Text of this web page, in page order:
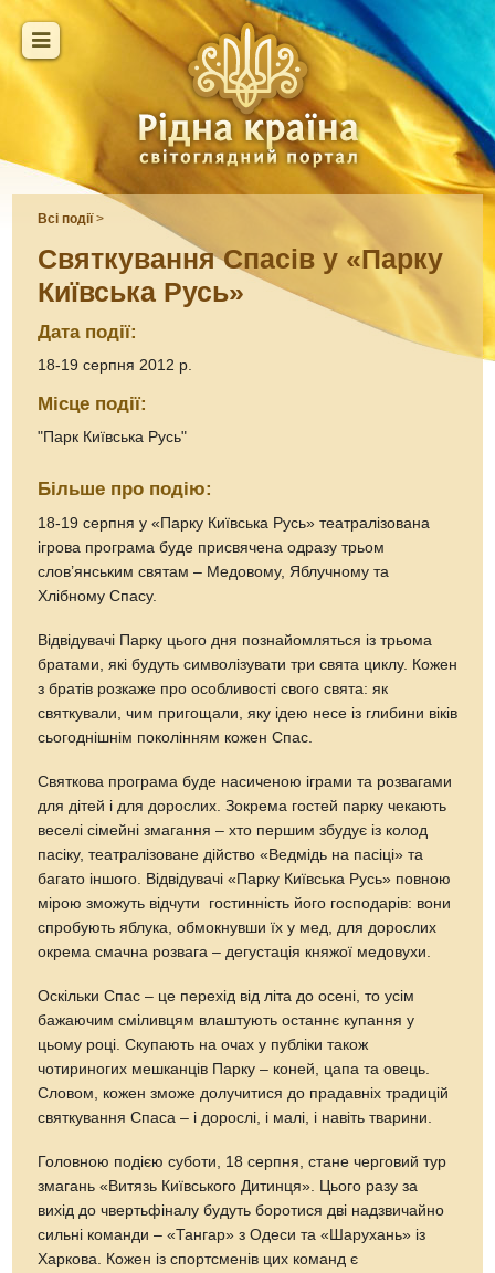
Всі події>
Святкування Спасів у «Парку
Київська Русь»
Дата події:
18-19 серпня 2012 р.
Місце події:
"Парк Київська Русь"
Більше про подію:
18-19 серпня у «Парку Київська Русь» театралізована
ігрова програма буде присвячена одразу трьом
слов’янським святам – Медовому, Яблучному та
Хлібному Спасу.
Відвідувачі Парку цього дня познайомляться із трьома
братами, які будуть символізувати три свята циклу. Кожен
з братів розкаже про особливості свого свята: як
святкували, чим пригощали, яку ідею несе із глибини віків
сьогоднішнім поколінням кожен Спас.
Святкова програма буде насиченою іграми та розвагами
для дітей і для дорослих. Зокрема гостей парку чекають
веселі сімейні змагання – хто першим збудує із колод
пасіку, театралізоване дійство «Ведмідь на пасіці» та
багато іншого. Відвідувачі «Парку Київська Русь» повною
мірою зможуть відчути гостинність його господарів: вони
спробують яблука, обмокнувши їх у мед, для дорослих
окрема смачна розвага – дегустація княжої медовухи.
Оскільки Спас – це перехід від літа до осені, то усім
бажаючим сміливцям влаштують останнє купання у
цьому році. Скупають на очах у публіки також
чотириногих мешканців Парку – коней, цапа та овець.
Словом, кожен зможе долучитися до прадавніх традицій
святкування Спаса – і дорослі, і малі, і навіть тварини.
Головною подією суботи, 18 серпня, стане черговий тур
змагань «Витязь Київського Дитинця». Цього разу за
вихід до чвертьфіналу будуть боротися дві надзвичайно
сильні команди – «Тангар» з Одеси та «Шарухань» із
Харкова. Кожен із спортсменів цих команд є